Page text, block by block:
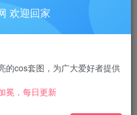
3
钻石会员 免费
买
欢迎回家
的cos套图，为广大爱好者提供
冕，每日更新